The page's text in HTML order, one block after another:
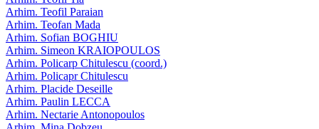
Arhim. Teofil Paraian
Arhim. Teofan Mada
Arhim. Sofian BOGHIU
Arhim. Simeon KRAIOPOULOS
Arhim. Policarp Chitulescu (coord.)
Arhim. Policapr Chitulescu
Arhim. Placide Deseille
Arhim. Paulin LECCA
Arhim. Nectarie Antonopoulos